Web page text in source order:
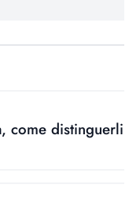
come distinguerli